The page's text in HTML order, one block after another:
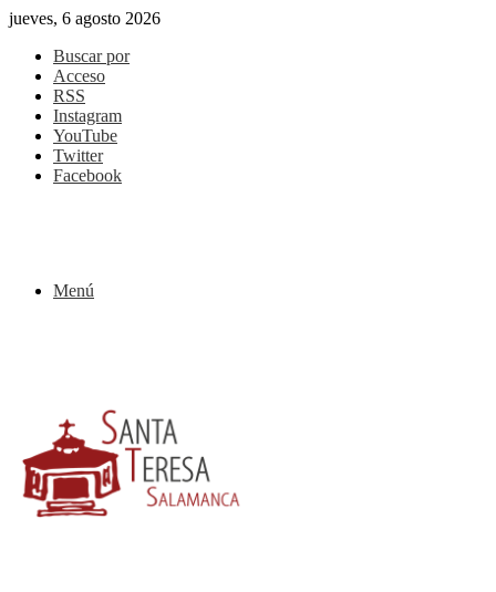
jueves, 6 agosto 2026
Buscar por
Acceso
RSS
Instagram
YouTube
Twitter
Facebook
Menú